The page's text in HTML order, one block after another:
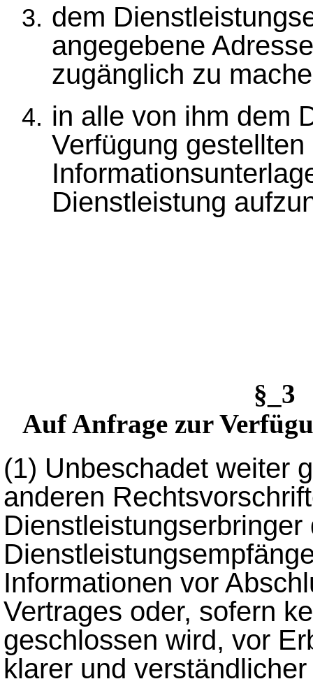
dem
angegebene
zugänglich zu
in alle von ihm dem
Verfügung
Dienstleistung
§_3
Auf Anfrage zur
(1) Unbeschadet weiter
anderen
Dienstleistungserbringer
Informationen vor
Vertrages oder, sofern
geschlossen wird, vor
klarer und